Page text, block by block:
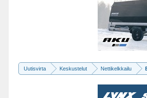
Uutisvirta Keskustelut Nettikelkkailu